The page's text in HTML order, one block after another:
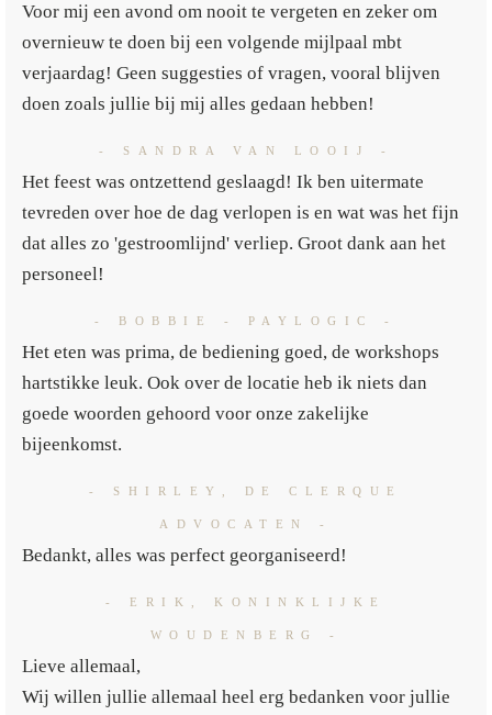
Voor mij een avond om nooit te vergeten en zeker om
overnieuw te doen bij een volgende mijlpaal mbt
verjaardag! Geen suggesties of vragen, vooral blijven
doen zoals jullie bij mij alles gedaan hebben!
- SANDRA VAN LOOIJ -
Het feest was ontzettend geslaagd! Ik ben uitermate
tevreden over hoe de dag verlopen is en wat was het fijn
dat alles zo 'gestroomlijnd' verliep. Groot dank aan het
personeel!
- BOBBIE - PAYLOGIC -
Het eten was prima, de bediening goed, de workshops
hartstikke leuk. Ook over de locatie heb ik niets dan
goede woorden gehoord voor onze zakelijke
bijeenkomst.
- SHIRLEY, DE CLERQUE
ADVOCATEN -
Bedankt, alles was perfect georganiseerd!
- ERIK, KONINKLIJKE
WOUDENBERG -
Lieve allemaal,
Wij willen jullie allemaal heel erg bedanken voor jullie